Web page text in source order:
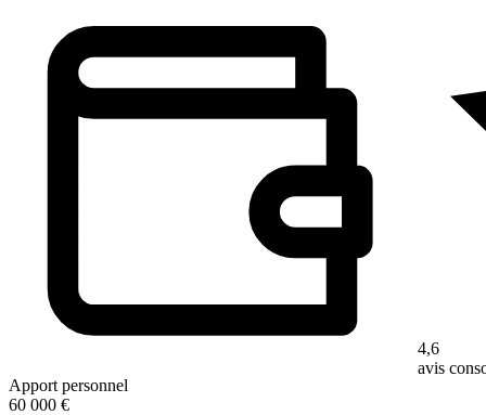
Apport personnel
60 000 €
4,6
avis